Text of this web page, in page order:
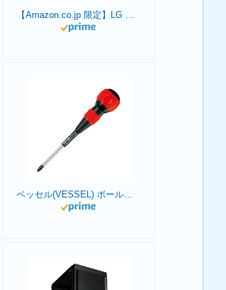
【Amazon.co.jp 限定】LG モニター ディスプレイ 29WL500-B 29インチ /作業効率アップ、ビジネス、プログラミング、トレーディング、グラフィック、映画/21:9 平面ウルトラワイド(2560×1080) / HDR/IPS 非光沢/FreeSync対応/ブルーライト低減、フリッカーセーフ/HDMI×2 / 3年安心・無輝点保証
ベッセル(VESSEL) ボールグリップドライバー +2×100 220